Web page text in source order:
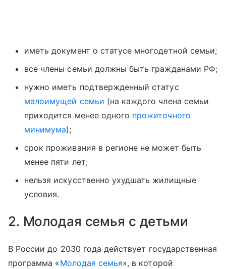
иметь документ о статусе многодетной семьи;
все члены семьи должны быть гражданами РФ;
нужно иметь подтвержденный статус
малоимущей семьи (на каждого члена семьи
приходится менее одного прожиточного
минимума);
срок проживания в регионе не может быть
менее пяти лет;
нельзя искусственно ухудшать жилищные
условия.
2. Молодая семья с детьми
В России до 2030 года действует государственная
программа «Молодая семья», в которой